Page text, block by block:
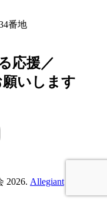
番地
応援／
願いします
2026. Allegiant